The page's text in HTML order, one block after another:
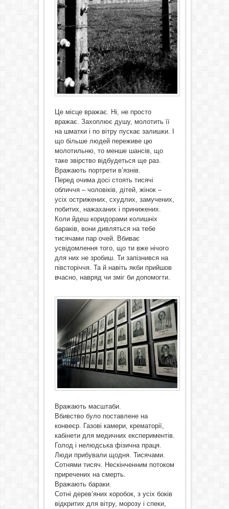
Це місце вражає. Ні, не просто
вражає. Захоплює душу, молотить її
на шматки і по вітру пускає залишки. І
що більше людей переживе цю
молотильню, то менше шансів, що
таке звірство відбудеться ще раз.
Вражають портрети в’язнів.
Перед очима досі стоять тисячі
обличчя – чоловіків, дітей, жінок –
усіх острижених, схудлих, замучених,
побитих, нажаханих і принижених.
Коли йдеш коридорами колишніх
бараків, вони дивляться на тебе
тисячами пар очей. Вбиває
усвідомлення того, що ти вже нічого
для них не зробиш. Ти запізнився на
півсторіччя. Та й навіть якби прийшов
вчасно, навряд чи зміг би допомогти.
Вражають масштаби.
Вбивство було поставлене на
конвеєр. Газові камери, крематорії,
кабінети для медичних експериментів.
Голод і нелюдська фізична праця.
Люди прибували щодня. Тисячами.
Сотнями тисяч. Нескінченним потоком
приречених на смерть.
Вражають бараки.
Сотні дерев’яних коробок, з усіх боків
відкритих для вітру, морозу і спеки,